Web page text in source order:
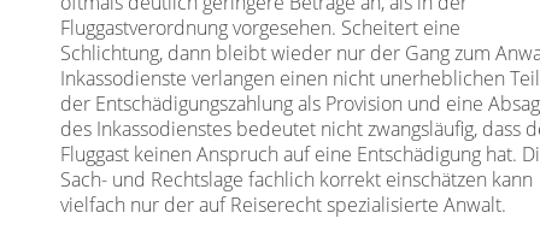
Fluggastverordnung vorgesehen. Scheitert eine
Schlichtung, dann bleibt wieder nur der Gang zum
Inkassodienste verlangen einen nicht unerheblichen Teil
der Entschädigungszahlung als Provision und eine
des Inkassodienstes bedeutet nicht zwangsläufig, dass
Fluggast keinen Anspruch auf eine Entschädigung hat.
Sach- und Rechtslage fachlich korrekt einschätzen kann
vielfach nur der auf Reiserecht spezialisierte Anwalt.